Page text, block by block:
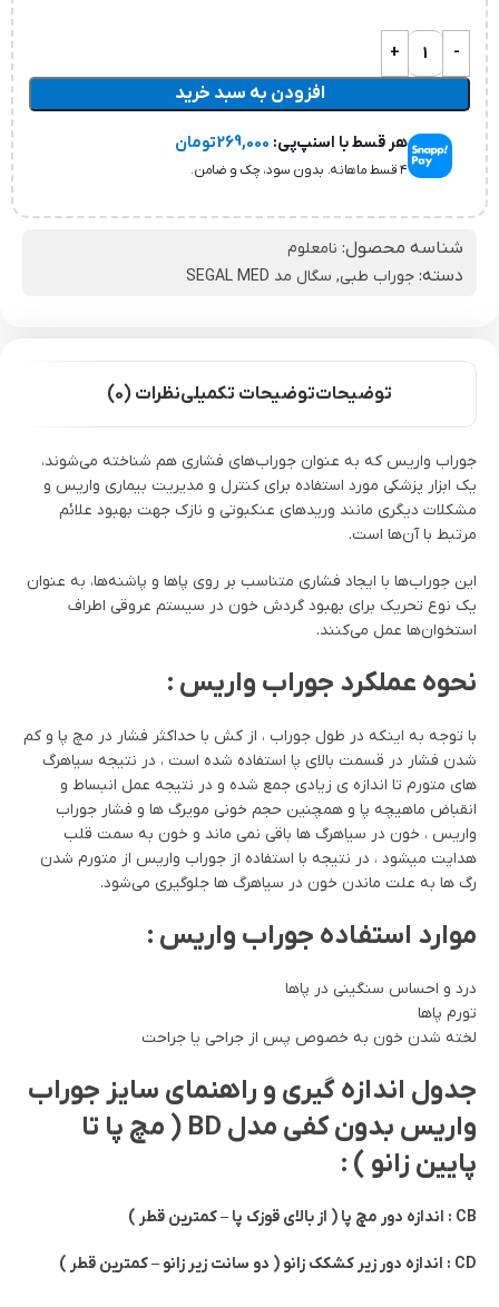
افزودن به سبد خرید
هر قسط با اسنپ‌پی: 269,000تومان
۴ قسط ماهانه. بدون سود، چک و ضامن.
شناسه محصول: نامعلوم
دسته: جوراب طبی, سگال مد SEGAL MED
توضیحاتتوضیحات تکمیلینظرات (0)
جوراب واریس که به عنوان جوراب‌های فشاری هم شناخته می‌شوند،
یک ابزار پزشکی مورد استفاده برای کنترل و مدیریت بیماری واریس و
مشکلات دیگری مانند ورید‌های عنکبوتی و نازک جهت بهبود علائم
مرتبط با آن‌ها است.
این جوراب‌ها با ایجاد فشاری متناسب بر روی پاها و پاشنه‌ها، به عنوان
یک نوع تحریک برای بهبود گردش خون در سیستم عروقی اطراف
استخوان‌ها عمل می‌کنند.
نحوه عملکرد جوراب واریس :
با توجه به اینکه در طول جوراب ، از کش با حداکثر فشار در مچ پا و کم
شدن فشار در قسمت بالای پا استفاده شده است ، در نتیجه سیاهرگ
های متورم تا اندازه ی زیادی جمع شده و در نتیجه عمل انبساط و
انقباض ماهیچه پا و همچنین حجم خونی مویرگ ها و فشار جوراب
واریس ، خون در سیاهرگ ها باقی نمی ماند و خون به سمت قلب
هدایت میشود ، در نتیجه با استفاده از جوراب واریس از متورم شدن
رگ ها به علت ماندن خون در سیاهرگ ها جلوگیری می‌شود.
موارد استفاده جوراب واریس :
درد و احساس سنگینی در پاها
تورم پاها
لخته شدن خون به خصوص پس از جراحی یا جراحت
جدول اندازه گیری و راهنمای سایز جوراب
واریس بدون کفی مدل BD ( مچ پا تا
پایین زانو ) :
CB : اندازه دور مچ پا ( از بالای قوزک پا – کمترین قطر )
CD : اندازه دور زیر کشکک زانو ( دو سانت زیر زانو – کمترین قطر )